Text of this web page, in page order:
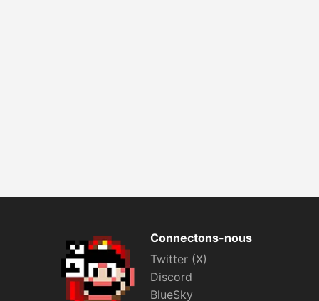
Connectons-nous
Twitter (X)
Discord
BlueSky